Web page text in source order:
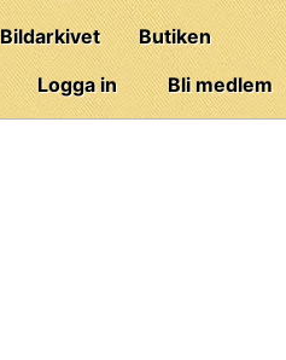
Bildarkivet
Butiken
Bli medlem
Logga in